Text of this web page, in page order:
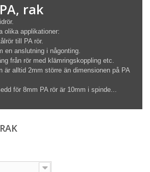
rak
olika applikationer:
till PA rör.
en anslutning i någonting.
från rör med klämringskoppling etc.
är alltid 2mm större än dimensionen på PA
för 8mm PA rör är 10mm i spinde...